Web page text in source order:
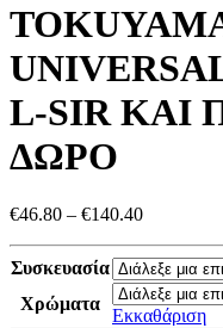
L-SIR ΚΑΙ
ΔΩΡΟ
€46.80 – €140.40Price
€46.80
through
€140.40
Συσκευασία
Χρώματα
Εκκαθάριση